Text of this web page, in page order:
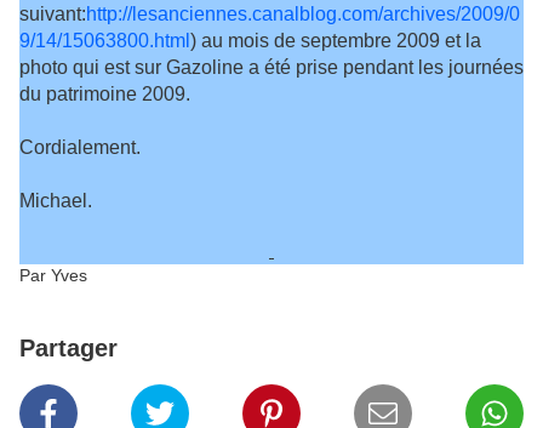
suivant:http://lesanciennes.canalblog.com/archives/2009/0
9/14/15063800.html ) au mois de septembre 2009 et la
photo qui est sur Gazoline a été prise pendant les journées
du patrimoine 2009.
Cordialement.
Michael.
Par Yves
Partager